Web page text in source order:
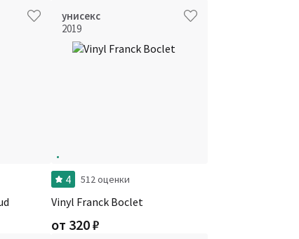
унисекс
2019
4 512 оценки
Vinyl Franck Boclet
от 320₽